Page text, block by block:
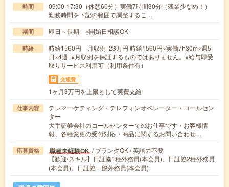
時間
09:00-17:30（休憩60分）実働7時間30分（残業少なめ！）
勤務時間を下記の範囲で調整するこ…
期間 即日～長期 ※開始日相談OK
時給
時給1560円 月収例 23万円 時給1560円×実働7h30m×週5
日×4週 ※月収例を保証するものではありません。※給与即受
取りサービス利用可（利用条件有）
交通費
1ヶ月3万円を上限として実費支給
仕事内容
テレマーケティング・テレフォンオペレーター・コールセン
ター
大手証券会社のコールセンターでのお仕事です・お客様情
報、各種変更の受付対応・商品に関するお問い合わせ…
応募資格 職種未経験OK / ブランクOK / 英語力不要
【歓迎/スキル】日証協1種外務員(本会員)、日証協2種外務員
(本会員)、日証協一般外務員(本会員)